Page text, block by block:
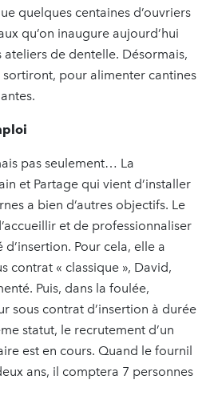
quelques centaines d’ouvriers
qu’on inaugure aujourd’hui
ateliers de dentelle. Désormais,
pour alimenter cantines
pas seulement… La
et Partage qui vient d’installer
a bien d’autres objectifs. Le
et de professionnaliser
Pour cela, elle a
contrat « classique », David,
Puis, dans la foulée,
sous contrat d’insertion à durée
statut, le recrutement d’un
est en cours. Quand le fournil
ans, il comptera 7 personnes